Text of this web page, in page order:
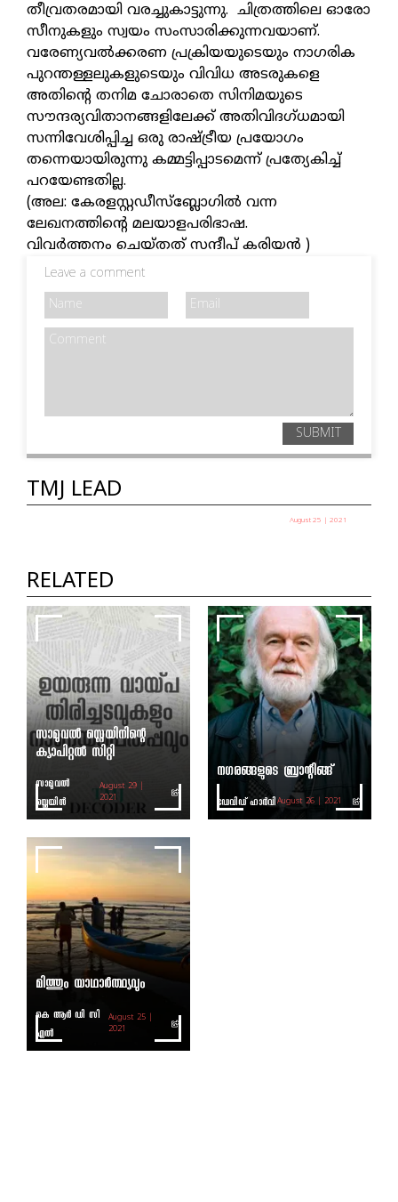
തീവ്രതരമായി വരച്ചുകാട്ടുന്നു. ചിത്രത്തിലെ ഓരോ
സീനുകളും സ്വയം സംസാരിക്കുന്നവയാണ്.
വരേണ്യവൽക്കരണ പ്രക്രിയയുടെയും നാഗരിക
പുറന്തള്ളലുകളുടെയും വിവിധ അടരുകളെ
അതിന്റെ തനിമ ചോരാതെ സിനിമയുടെ
സൗന്ദര്യവിതാനങ്ങളിലേക്ക് അതിവിദഗ്ധമായി
സന്നിവേശിപ്പിച്ച ഒരു രാഷ്ട്രീയ പ്രയോഗം
തന്നെയായിരുന്നു കമ്മട്ടിപ്പാടമെന്ന് പ്രത്യേകിച്ച്
പറയേണ്ടതില്ല.
(അല: കേരളസ്റ്റഡീസ്ബ്ലോഗിൽ വന്ന
ലേഖനത്തിന്റെ മലയാളപരിഭാഷ.
വിവർത്തനം ചെയ്തത് സന്ദീപ് കരിയൻ )
Leave a comment
SUBMIT
TMJ LEAD
August 25 | 2021
RELATED
സാമുവല്‍ സ്റ്റെയിനിന്റെ
ക്യാപിറ്റല്‍ സിറ്റി
സാമുവൽ
സ്റ്റെയിൻ
August 29 |
2021
നഗരങ്ങളുടെ ബ്രാന്റിങ്ങ്
ഡേവിഡ് ഹാർവിAugust 26 | 2021
മിത്തും യാഥാര്‍ത്ഥ്യവും
കെ ആര്‍ ഡി സി
എല്‍
August 25 |
2021